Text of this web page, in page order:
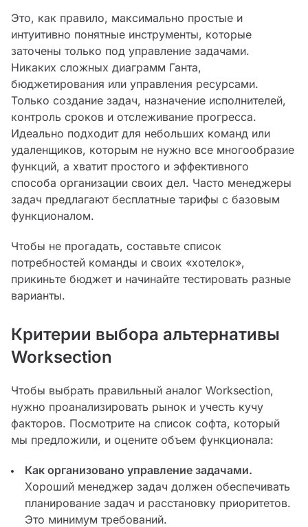
Это, как правило, максимально простые и
интуитивно понятные инструменты, которые
заточены только под управление задачами.
Никаких сложных диаграмм Ганта,
бюджетирования или управления ресурсами.
Только создание задач, назначение исполнителей,
контроль сроков и отслеживание прогресса.
Идеально подходит для небольших команд или
удаленщиков, которым не нужно все многообразие
функций, а хватит простого и эффективного
способа организации своих дел. Часто менеджеры
задач предлагают бесплатные тарифы с базовым
функционалом.
Чтобы не прогадать, составьте список
потребностей команды и своих «хотелок»,
прикиньте бюджет и начинайте тестировать разные
варианты.
Критерии выбора альтернативы
Worksection
Чтобы выбрать правильный аналог Worksection,
нужно проанализировать рынок и учесть кучу
факторов. Посмотрите на список софта, который
мы предложили, и оцените объем функционала:
Как организовано управление задачами.
Хороший менеджер задач должен обеспечивать
планирование задач и расстановку приоритетов.
Это минимум требований.